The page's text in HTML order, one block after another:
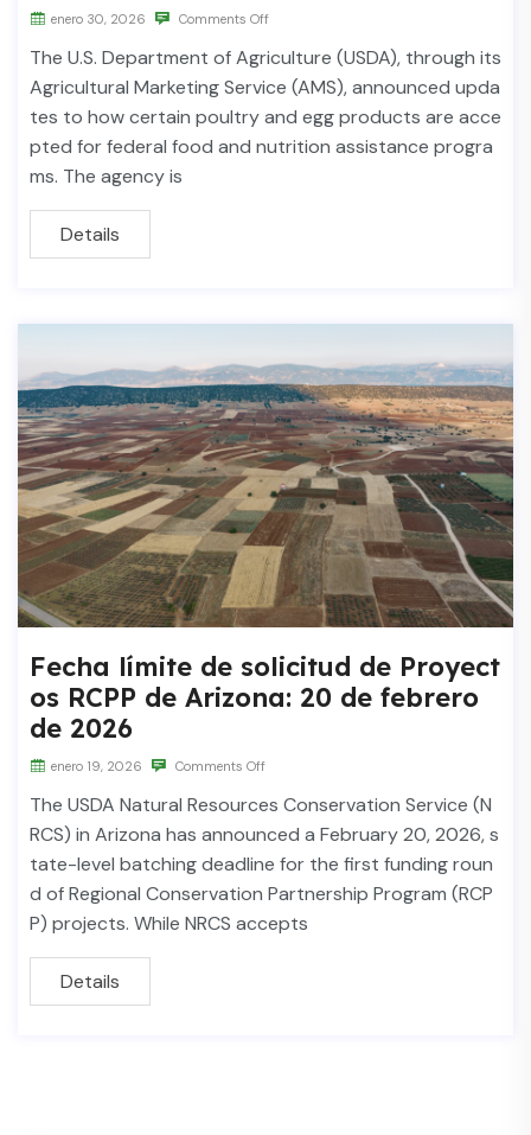
enero 30, 2026 Comments Off
The U.S. Department of Agriculture (USDA), through its
Agricultural Marketing Service (AMS), announced upda
tes to how certain poultry and egg products are acce
pted for federal food and nutrition assistance progra
ms. The agency is
Details
Fecha límite de solicitud de Proyect
os RCPP de Arizona: 20 de febrero
de 2026
enero 19, 2026 Comments Off
The USDA Natural Resources Conservation Service (N
RCS) in Arizona has announced a February 20, 2026, s
tate-level batching deadline for the first funding roun
d of Regional Conservation Partnership Program (RCP
P) projects. While NRCS accepts
Details